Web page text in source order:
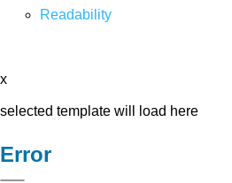
Readability
x
selected template will load here
Error